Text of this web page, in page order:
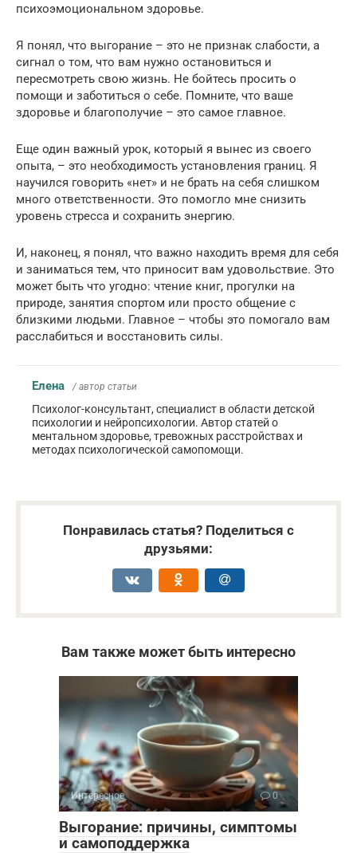
психоэмоциональном здоровье.
Я понял, что выгорание – это не признак слабости, а
сигнал о том, что вам нужно остановиться и
пересмотреть свою жизнь. Не бойтесь просить о
помощи и заботиться о себе. Помните, что ваше
здоровье и благополучие – это самое главное.
Еще один важный урок, который я вынес из своего
опыта, – это необходимость установления границ. Я
научился говорить «нет» и не брать на себя слишком
много ответственности. Это помогло мне снизить
уровень стресса и сохранить энергию.
И, наконец, я понял, что важно находить время для себя
и заниматься тем, что приносит вам удовольствие. Это
может быть что угодно: чтение книг, прогулки на
природе, занятия спортом или просто общение с
близкими людьми. Главное – чтобы это помогало вам
расслабиться и восстановить силы.
Елена / автор статьи
Психолог-консультант, специалист в области детской
психологии и нейропсихологии. Автор статей о
ментальном здоровье, тревожных расстройствах и
методах психологической самопомощи.
Понравилась статья? Поделиться с
друзьями:
Вам также может быть интересно
Интересное 0
Выгорание: причины, симптомы
и самоподдержка